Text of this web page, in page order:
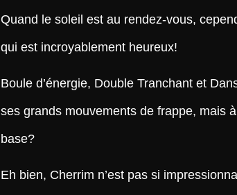
Quand le soleil est au rendez-vous,
qui est incroyablement heureux!
Boule d’énergie, Double Tranchant et
ses grands mouvements de frappe, mais
base?
Eh bien, Cherrim n’est pas si